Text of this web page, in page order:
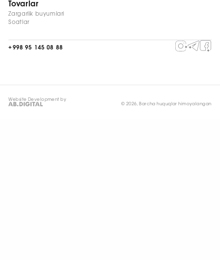
Tovarlar
Zargarlik buyumlari
Soatlar
+998 95 145 08 88
Website Development by
© 2026, Barcha huquqlar himoyalangan